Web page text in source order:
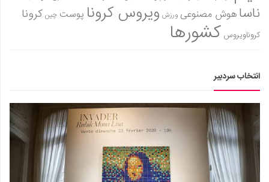
ناساهوش مصنوعی ورزش ویروس کرونا پوست چین کرونا
کروناویروس کشورها
انتخاب سردبیر